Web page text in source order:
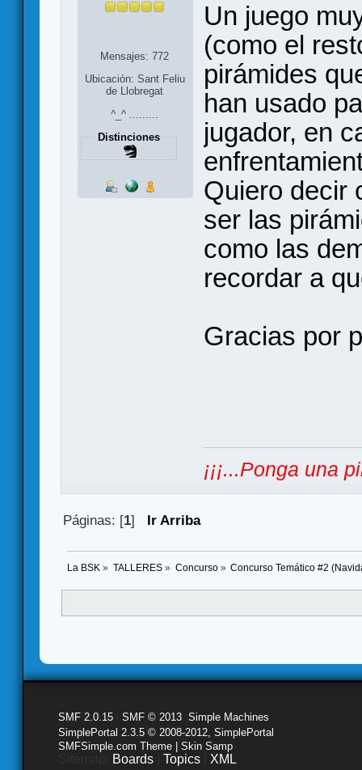
Mensajes: 772
Ubicación: Sant Feliu
de Llobregat
^_^ .........
Distinciones
Un juego
(como el
pirámides
han usado
jugador, en
Quiero decir
ser las
como las
recordar a
Gracias por
¡¡¡...Ponga una
Páginas: [1] Ir Arriba
La BSK » TALLERES» Concurso» Concurso Temático #2
SMF 2.0.15 SMF © 2013 Simple Machines
SimplePortal 2.3.5 © 2008-2012, SimplePortal
SMFSimple.com Theme | Skin Samp
Boards Topics XML